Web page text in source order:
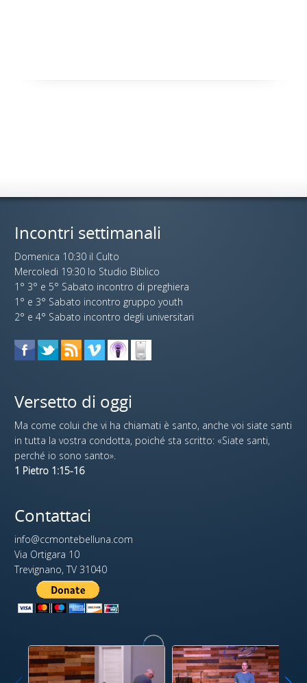
Incontri settimanali
Domenica 10:30 il Culto
Mercoledi 19:30 lo Studio Biblico
1° 3° e 5° Sabato incontro di preghiera
1° e 3° Sabato incontro gruppo youth
2° e 4° Sabato incontro degli universitari
Versetto di oggi
Ma come colui che vi ha chiamati è santo, anche voi siate santi
in tutta la vostra condotta, poiché sta scritto: «Siate santi,
perché io sono santo».
1 Pietro 1:15-16
Contattaci
info@ccmontebelluna.com
Via Ortigara 10
Trevignano, TV 31040